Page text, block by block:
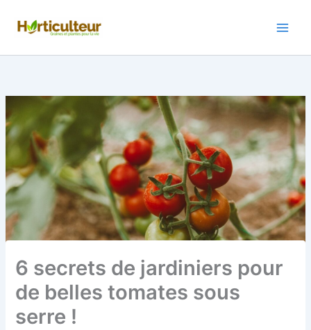
6 secrets de jardiniers pour
de belles tomates sous
serre !